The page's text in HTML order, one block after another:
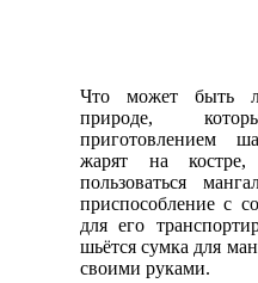
Что может быть
природе,
приготовлением
жарят на костре,
пользоваться
приспособление с
для его
шьётся сумка для
своими руками.